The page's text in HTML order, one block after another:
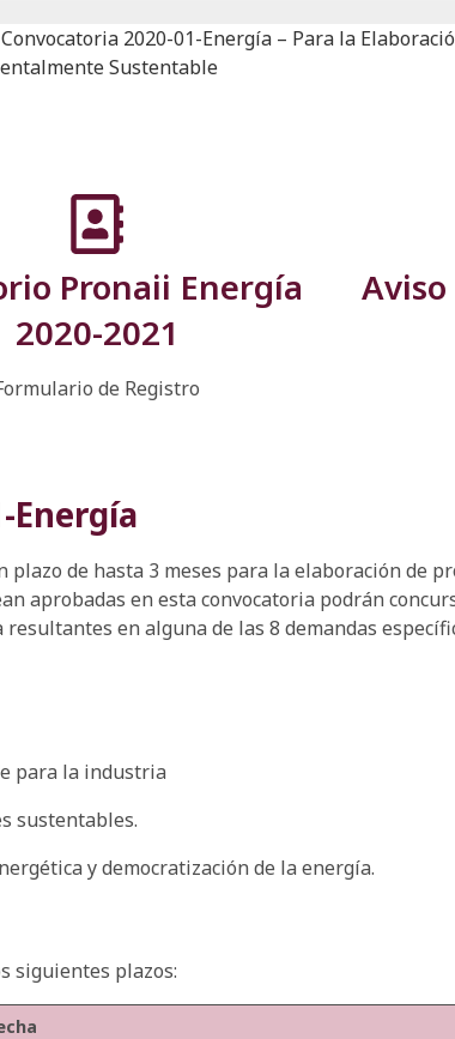
Convocatoria 2020-01-Energía – Para la
Sustentable
Pronaii Energía
2020-2021
de Registro
Energía
de hasta 3 meses para la elaboración de
aprobadas en esta convocatoria podrán
en alguna de las 8 demandas
para la industria
sustentables.
y democratización de la energía.
siguientes plazos: